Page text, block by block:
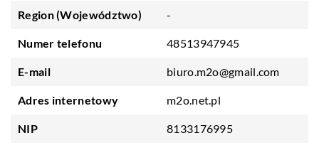
Region (Województwo) -
Numer telefonu 48513947945
E-mail biuro.m2o@gmail.com
Adres internetowy m2o.net.pl
NIP 8133176995